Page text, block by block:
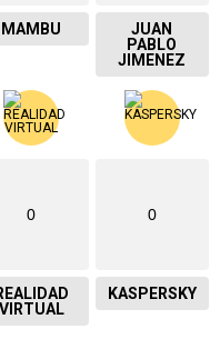
MAMBU
JUAN
PABLO
JIMENEZ
0
VIRTUAL
0
KASPERSKY